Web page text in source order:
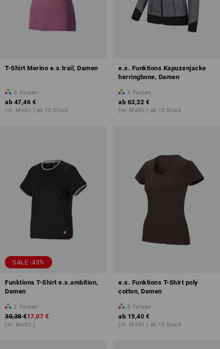
T-Shirt Merino e.s.trail, Damen
5 Farben
ab 47,46 €
(m. MwSt.) ab 10 Stück
e.s. Funktions Kapuzenjacke
herringbone, Damen
4 Farben
ab 63,32 €
(m. MwSt.) ab 10 Stück
SALE -43%
Funktions T-Shirt e.s.ambition,
Damen
2 Farben
30,38 €17,07 €
(m. MwSt.)
e.s. Funktions T-Shirt poly
cotton, Damen
8 Farben
ab 19,40 €
(m. MwSt.) ab 10 Stück